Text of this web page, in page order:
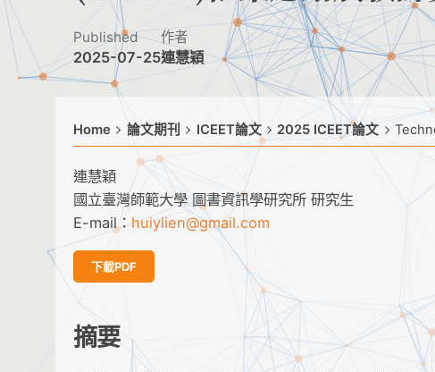
Published
2025-07-25
作者
連慧穎
Home 論文期刊 ICEET論文 2025 ICEET論文
連慧穎
國立臺灣師範大學 圖書資訊學研究所 研究生
E-mail： huiylien@gmail.com
下載PDF
摘要